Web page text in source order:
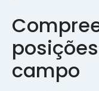
campo